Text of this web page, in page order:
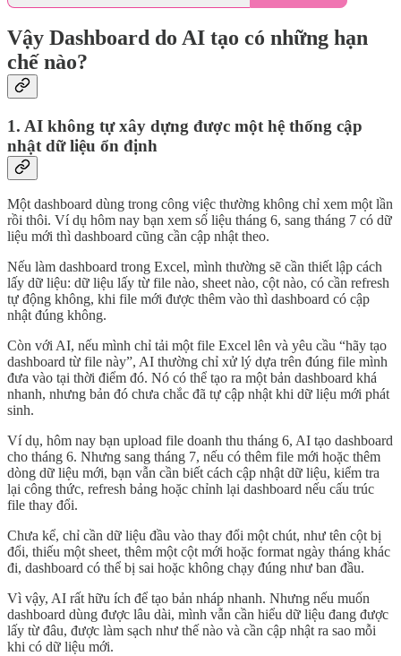
Vậy Dashboard do AI tạo có những hạn
chế nào?
1. AI không tự xây dựng được một hệ thống cập
nhật dữ liệu ổn định
Một dashboard dùng trong công việc thường không chỉ xem một lần
rồi thôi. Ví dụ hôm nay bạn xem số liệu tháng 6, sang tháng 7 có dữ
liệu mới thì dashboard cũng cần cập nhật theo.
Nếu làm dashboard trong Excel, mình thường sẽ cần thiết lập cách
lấy dữ liệu: dữ liệu lấy từ file nào, sheet nào, cột nào, có cần refresh
tự động không, khi file mới được thêm vào thì dashboard có cập
nhật đúng không.
Còn với AI, nếu mình chỉ tải một file Excel lên và yêu cầu “hãy tạo
dashboard từ file này”, AI thường chỉ xử lý dựa trên đúng file mình
đưa vào tại thời điểm đó. Nó có thể tạo ra một bản dashboard khá
nhanh, nhưng bản đó chưa chắc đã tự cập nhật khi dữ liệu mới phát
sinh.
Ví dụ, hôm nay bạn upload file doanh thu tháng 6, AI tạo dashboard
cho tháng 6. Nhưng sang tháng 7, nếu có thêm file mới hoặc thêm
dòng dữ liệu mới, bạn vẫn cần biết cách cập nhật dữ liệu, kiểm tra
lại công thức, refresh bảng hoặc chỉnh lại dashboard nếu cấu trúc
file thay đổi.
Chưa kể, chỉ cần dữ liệu đầu vào thay đổi một chút, như tên cột bị
đổi, thiếu một sheet, thêm một cột mới hoặc format ngày tháng khác
đi, dashboard có thể bị sai hoặc không chạy đúng như ban đầu.
Vì vậy, AI rất hữu ích để tạo bản nháp nhanh. Nhưng nếu muốn
dashboard dùng được lâu dài, mình vẫn cần hiểu dữ liệu đang được
lấy từ đâu, được làm sạch như thế nào và cần cập nhật ra sao mỗi
khi có dữ liệu mới.